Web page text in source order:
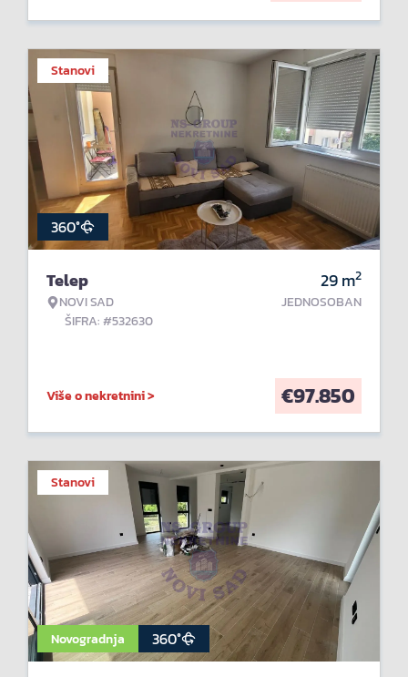
Stanovi
360°
Telep
NOVI SAD
ŠIFRA: #532630
29m2
JEDNOSOBAN
Više o nekretnini > €97.850
Stanovi
Novogradnja 360°